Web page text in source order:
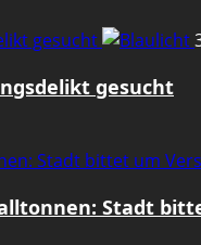
gesucht
gesucht
Stadt bittet um
Stadt